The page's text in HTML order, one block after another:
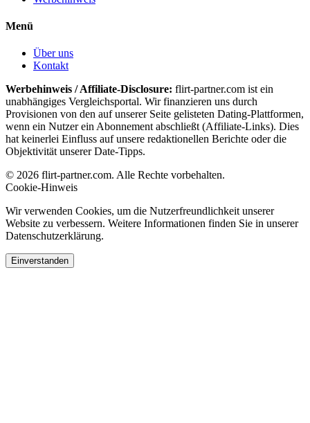
Menü
Über uns
Kontakt
Werbehinweis / Affiliate-Disclosure: flirt-partner.com ist ein
unabhängiges Vergleichsportal. Wir finanzieren uns durch
Provisionen von den auf unserer Seite gelisteten Dating-Plattformen,
wenn ein Nutzer ein Abonnement abschließt (Affiliate-Links). Dies
hat keinerlei Einfluss auf unsere redaktionellen Berichte oder die
Objektivität unserer Date-Tipps.
© 2026 flirt-partner.com. Alle Rechte vorbehalten.
Cookie-Hinweis
Wir verwenden Cookies, um die Nutzerfreundlichkeit unserer
Website zu verbessern. Weitere Informationen finden Sie in unserer
Datenschutzerklärung.
Einverstanden